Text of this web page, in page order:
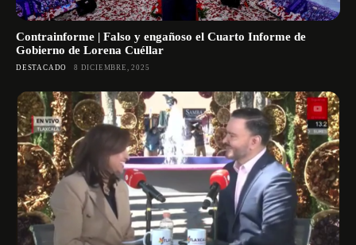
Contrainforme | Falso y engañoso el Cuarto Informe de
Gobierno de Lorena Cuéllar
DESTACADO 8 DICIEMBRE, 2025